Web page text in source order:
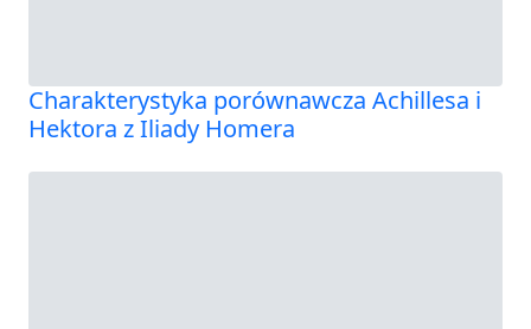
Charakterystyka porównawcza Achillesa i
Hektora z Iliady Homera